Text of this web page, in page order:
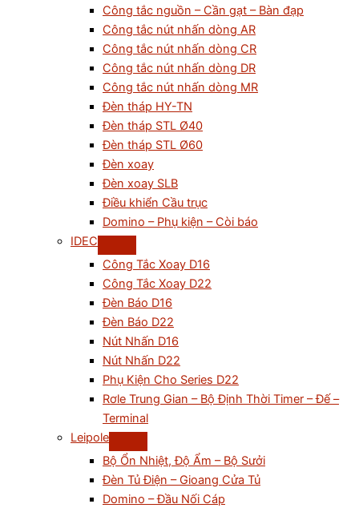
Công tắc nguồn – Cần gạt – Bàn đạp
Công tắc nút nhấn dòng AR
Công tắc nút nhấn dòng CR
Công tắc nút nhấn dòng DR
Công tắc nút nhấn dòng MR
Đèn tháp HY-TN
Đèn tháp STL Ø40
Đèn tháp STL Ø60
Đèn xoay
Đèn xoay SLB
Điều khiển Cầu trục
Domino – Phụ kiện – Còi báo
IDEC
Công Tắc Xoay D16
Công Tắc Xoay D22
Đèn Báo D16
Đèn Báo D22
Nút Nhấn D16
Nút Nhấn D22
Phụ Kiện Cho Series D22
Rơle Trung Gian – Bộ Định Thời Timer – Đế –
Terminal
Leipole
Bộ Ổn Nhiệt, Độ Ẩm – Bộ Sưởi
Đèn Tủ Điện – Gioang Cửa Tủ
Domino – Đầu Nối Cáp